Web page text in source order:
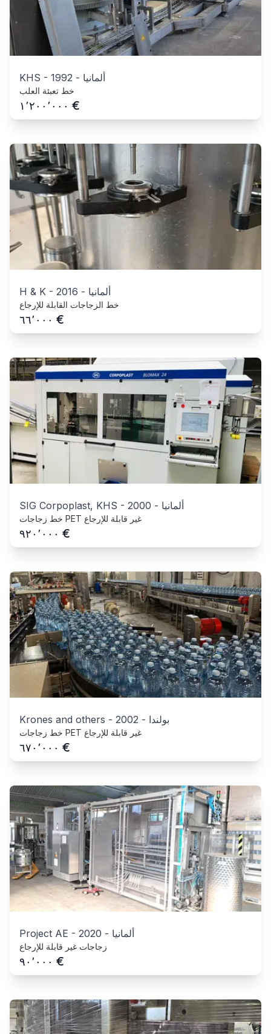
KHS - 1992 - ألمانيا
خط تعبئة العلب
١٬٢٠٠٬٠٠٠ €
H & K - 2016 - ألمانيا
خط الزجاجات القابلة للإرجاع
٦٦٬٠٠٠ €
SIG Corpoplast, KHS - 2000 - ألمانيا
خط زجاجات PET غير قابلة للإرجاع
٩٢٠٬٠٠٠ €
Krones and others - 2002 - بولندا
خط زجاجات PET غير قابلة للإرجاع
٦٧٠٬٠٠٠ €
Project AE - 2020 - ألمانيا
زجاجات غير قابلة للإرجاع
٩٠٬٠٠٠ €